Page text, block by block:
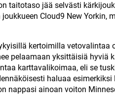
taitotaso jää selvästi
Cloud9 New Yorkin,
kertoimilla vetovalintaa
pelaamaan yksittäisiä hyviä
karttavalikoimaa, eli se
haluaa
nappasi ainoan voiton